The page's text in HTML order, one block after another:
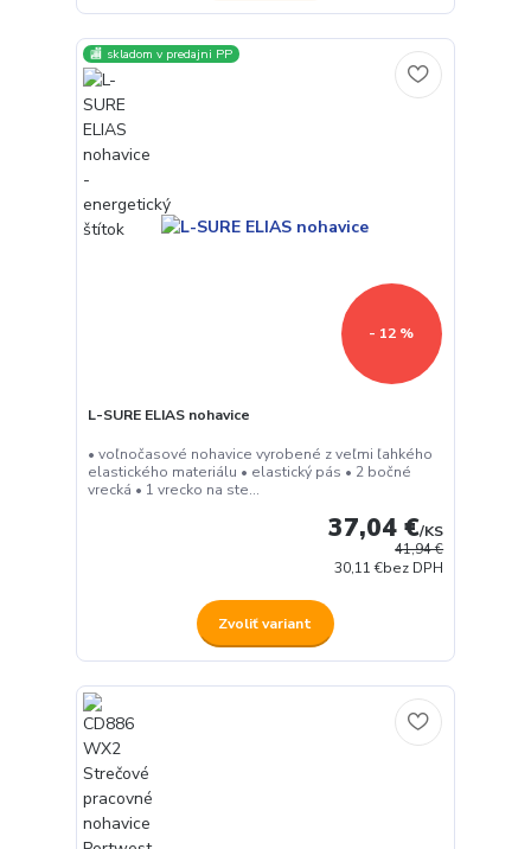
🏬 skladom v predajni PP
- 12 %
L-SURE ELIAS nohavice
• voľnočasové nohavice vyrobené z veľmi ľahkého
elastického materiálu • elastický pás • 2 bočné
vrecká • 1 vrecko na ste...
41,94 €
37,04 €/KS
30,11 €bez DPH
Zvoliť variant